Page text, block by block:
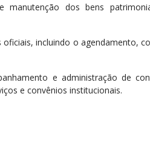
manutenção dos bens
incluindo o agendamento,
e administração de
e convênios institucionais.